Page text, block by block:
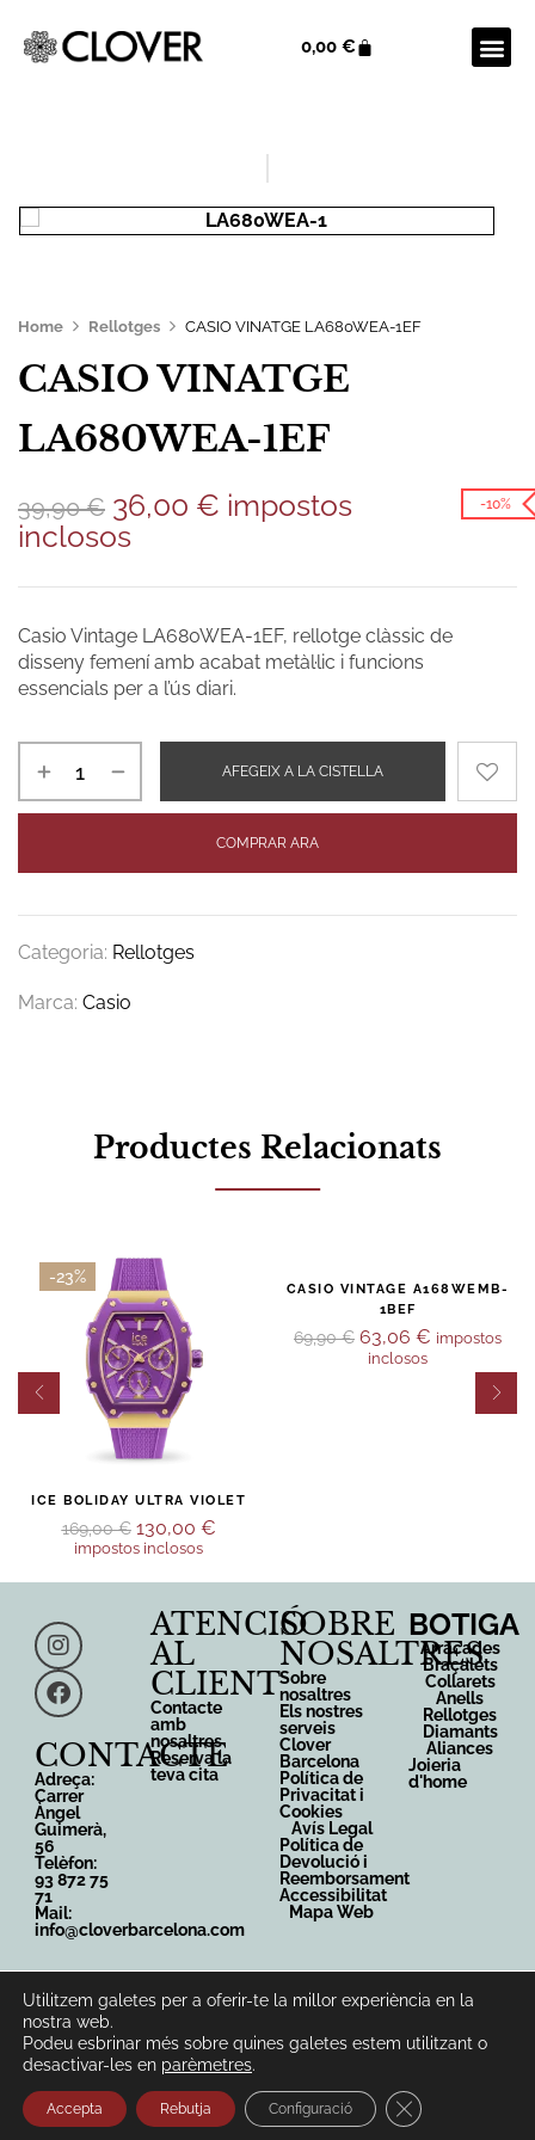
0,00 €
Home Rellotges CASIO VINATGE LA680WEA-1EF
CASIO VINATGE
LA680WEA-1EF
39,90€ 36,00 € impostos
inclosos
-10%
Casio Vintage LA680WEA-1EF, rellotge clàssic de
disseny femení amb acabat metàl·lic i funcions
essencials per a l’ús diari.
AFEGEIX A LA CISTELLA
COMPRAR ARA
Categoria: Rellotges
Marca: Casio
Productes Relacionats
-23%
ICE BOLIDAY ULTRA VIOLET
169,00€ 130,00 €
impostos inclosos
CASIO VINTAGE A168WEMB-
1BEF
69,90€ 63,06 € impostos
inclosos
CONTACTE
Adreça:
Carrer
Àngel
Guimerà,
56
Telèfon:
93 872 75
71
Mail:
info@cloverbarcelona.com
ATENCIÓ
AL
CLIENT
Contacte
amb
nosaltres
Reserva la
teva cita
SOBRE
NOSALTRES
Sobre
nosaltres
Els nostres
serveis
Clover
Barcelona
Política de
Privacitat i
Cookies
Avís Legal
Política de
Devolució i
Reemborsament
Accessibilitat
Mapa Web
BOTIGA
Arracades
Braçalets
Collarets
Anells
Rellotges
Diamants
Aliances
Joieria
d'home
Copyright © 2026 - Joan Saladich Perez - Clover
Desenvolupat per Sirius Comunicació
Utilitzem galetes per a oferir-te la millor experiència en la
nostra web.
Podeu esbrinar més sobre quines galetes estem utilitzant o
desactivar-les en parèmetres.
Accepta Rebutja Configuració Tanca el bàner